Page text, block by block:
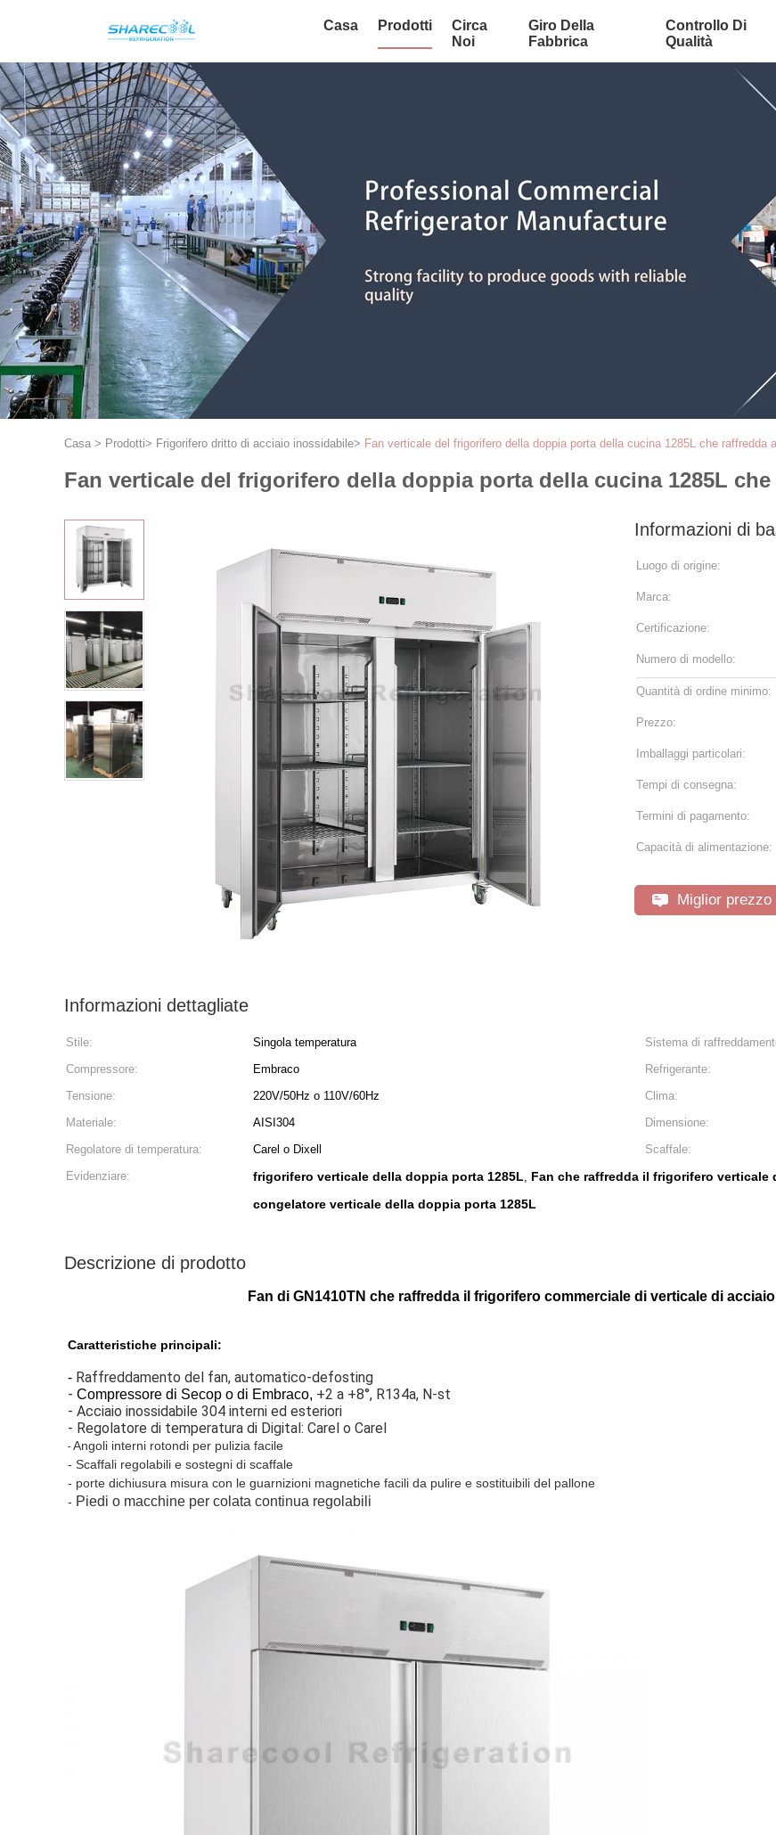
Casa Prodotti
Circa
Noi
Giro Della
Fabbrica
Controllo Di
Qualità
Casa > Prodotti> Frigorifero dritto di acciaio inossidabile> Fan verticale del frigorifero della doppia porta della cucina 1285L che raffredda
Fan verticale del frigorifero della doppia porta della cucina 1285L
Informazioni di
Luogo di origine:
Marca:
Certificazione:
Numero di modello:
Quantità di ordine minimo:
Prezzo:
Imballaggi particolari:
Tempi di consegna:
Termini di pagamento:
Capacità di alimentazione:
Miglior prezzo
Informazioni dettagliate
Stile: Singola temperatura Sistema di
Compressore:
Embraco Refrigerante:
Tensione:
220V/50Hz o 110V/60Hz Clima:
Materiale:
AISI304 Dimensione:
Regolatore di temperatura:
Carel o Dixell Scaffale:
Evidenziare:
frigorifero verticale della doppia porta 1285L, Fan che raffredda il frigorifero verticale
congelatore verticale della doppia porta 1285L
Descrizione di prodotto
Fan di GN1410TN che raffredda il frigorifero commerciale di verticale di
Caratteristiche principali:
- Raffreddamento del fan, automatico-defosting
- Compressore di Secop o di Embraco, +2 a +8°, R134a, N-st
- Acciaio inossidabile 304 interni ed esteriori
- Regolatore di temperatura di Digital: Carel o Carel
- Angoli interni rotondi per pulizia facile
- Scaffali regolabili e sostegni di scaffale
- porte dichiusura misura con le guarnizioni magnetiche facili da pulire e sostituibili del pallone
- Piedi o macchine per colata continua regolabili